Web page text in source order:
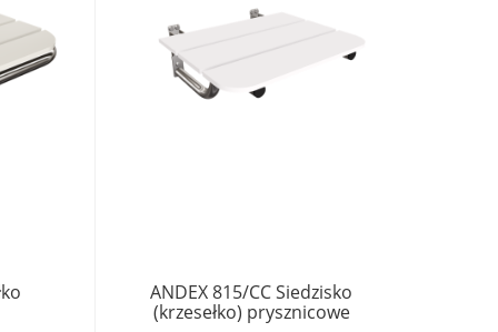
ANDEX 815/CC Siedzisko
(krzesełko) prysznicowe